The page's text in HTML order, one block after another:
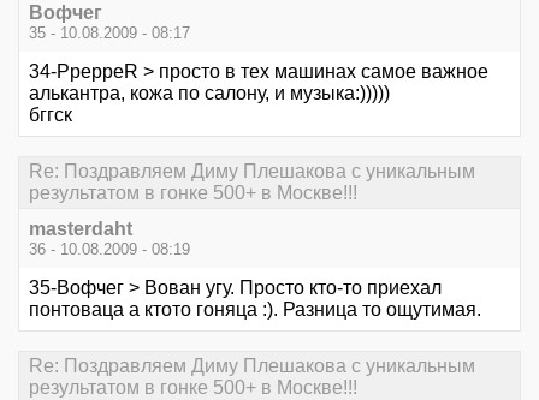
Вофчег
35 - 10.08.2009 - 08:17
34-PpeppeR > просто в тех машинах самое важное
алькантра, кожа по салону, и музыка:)))))
бггск
Re: Поздравляем Диму Плешакова с уникальным
результатом в гонке 500+ в Москве!!!
masterdaht
36 - 10.08.2009 - 08:19
35-Вофчег > Вован угу. Просто кто-то приехал
понтоваца а ктото гоняца :). Разница то ощутимая.
Re: Поздравляем Диму Плешакова с уникальным
результатом в гонке 500+ в Москве!!!